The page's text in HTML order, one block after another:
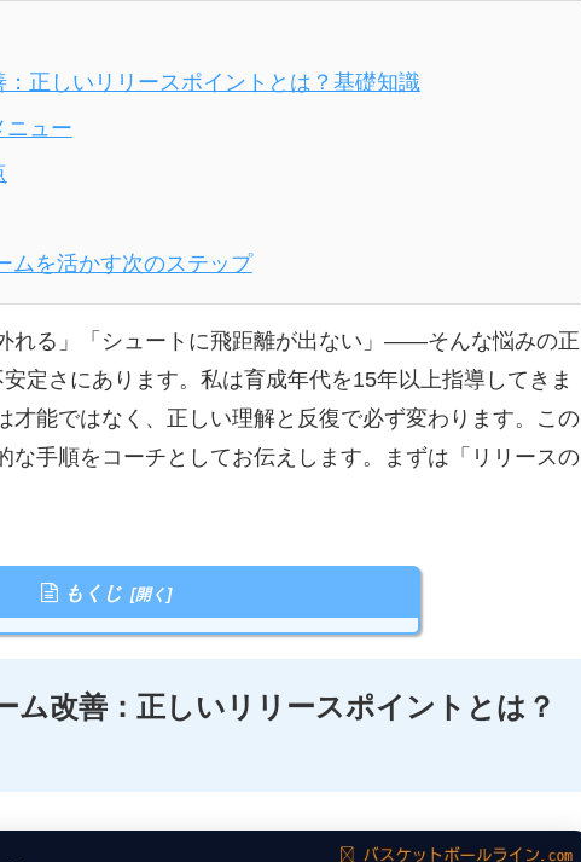
正しいリリースポイントとは？基礎知識
ニュー
ムを活かす次のステップ
れる」「シュートに飛距離が出ない」——そんな悩みの正
定さにあります。私は育成年代を15年以上指導してきま
才能ではなく、正しい理解と反復で必ず変わります。この
な手順をコーチとしてお伝えします。まずは「リリースの
もくじ
ム改善：正しいリリースポイントとは？